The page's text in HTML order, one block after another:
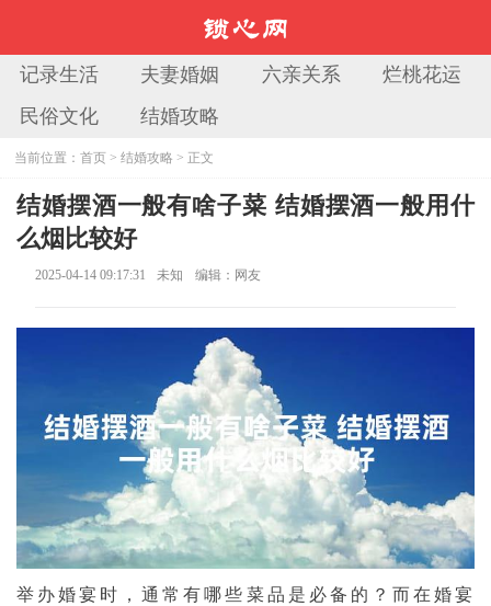
记录生活 夫妻婚姻 六亲关系
烂桃花运
民俗文化
结婚攻略
当前位置：首页 >结婚攻略 > 正文
结婚摆酒一般有啥子菜 结婚摆酒一般用什
么烟比较好
2025-04-14 09:17:31 未知 编辑：网友
举办婚宴时，通常有哪些菜品是必备的？而在婚宴